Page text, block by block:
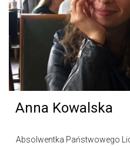
Anna Kowalska
Absolwentka Państwowego